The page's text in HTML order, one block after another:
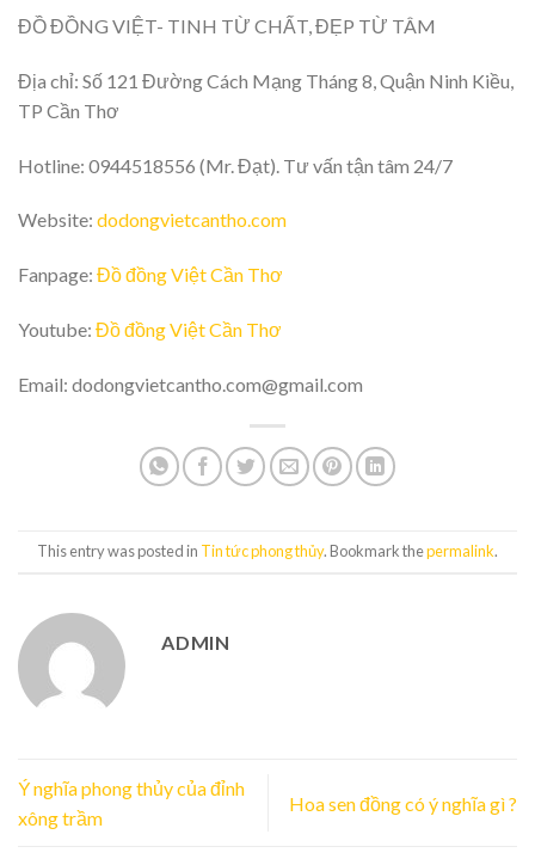
ĐỒ ĐỒNG VIỆT- TINH TỪ CHẤT, ĐẸP TỪ TÂM
Địa chỉ: Số 121 Đường Cách Mạng Tháng 8, Quận Ninh Kiều,
TP Cần Thơ
Hotline: 0944518556 (Mr. Đạt). Tư vấn tận tâm 24/7
Website: dodongvietcantho.com
Fanpage: Đồ đồng Việt Cần Thơ
Youtube: Đồ đồng Việt Cần Thơ
Email: dodongvietcantho.com@gmail.com
This entry was posted in Tin tức phong thủy. Bookmark thepermalink.
ADMIN
Ý nghĩa phong thủy của đỉnh
xông trầm
Hoa sen đồng có ý nghĩa gì ?